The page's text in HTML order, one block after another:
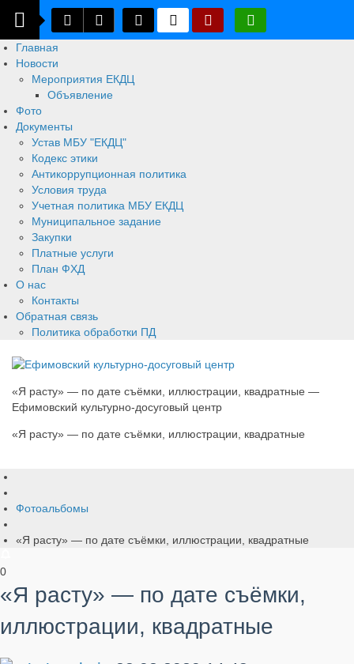
Главная
Новости
Мероприятия ЕКДЦ
Объявление
Фото
Документы
Устав МБУ "ЕКДЦ"
Кодекс этики
Антикоррупционная политика
Условия труда
Учетная политика МБУ ЕКДЦ
Муниципальное задание
Закупки
Платные услуги
План ФХД
О нас
Контакты
Обратная связь
Политика обработки ПД
«Я расту» — по дате съёмки, иллюстрации, квадратные —
Ефимовский культурно-досуговый центр
«Я расту» — по дате съёмки, иллюстрации, квадратные
Фотоальбомы
«Я расту» — по дате съёмки, иллюстрации, квадратные
0
«Я расту» — по дате съёмки,
иллюстрации, квадратные